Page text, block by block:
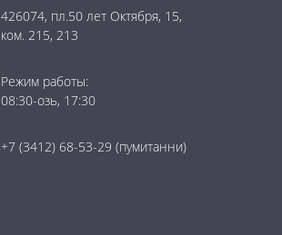
426074, пл.50 лет Октября, 15,
ком. 215, 213
Режим работы:
08:30-озь, 17:30
+7 (3412) 68-53-29 (пумитанни)